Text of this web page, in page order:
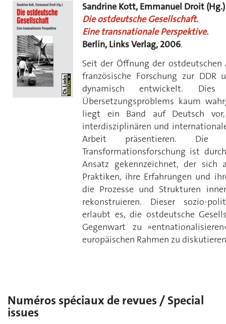
Sandrine Kott, Emmanuel Droit (Hg.)
Die ostdeutsche Gesellschaft.
Eine transnationale Perspektive.
Berlin, Links Verlag, 2006.
Seit der Öffnung der
französische Forschung zur DDR
dynamisch entwickelt.
Übersetzungsproblems kaum
liegt ein Band auf Deutsch
interdisziplinären und
Arbeit präsentieren. Die
Transformationsforschung ist
Ansatz gekennzeichnet, der
Praktiken, ihre Erfahrungen und
die Prozesse und Strukturen
rekonstruieren. Dieser sozio-
erlaubt es, die ostdeutsche
Gegenwart zu
europäischen Rahmen zu
Numéros spéciaux de revues / Special
issues